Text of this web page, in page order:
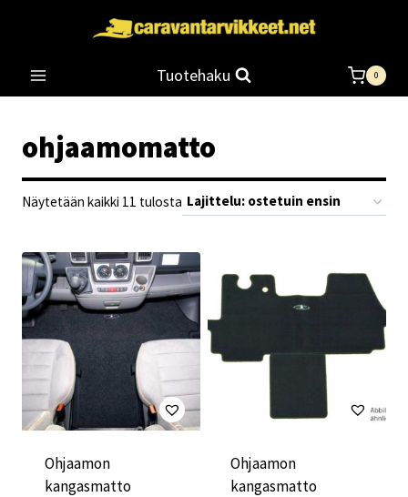
Tuotehaku 0
ohjaamomatto
Näytetään kaikki 11 tulosta Suosituimmat
Ohjaamon
kangasmatto
Ohjaamon
kangasmatto